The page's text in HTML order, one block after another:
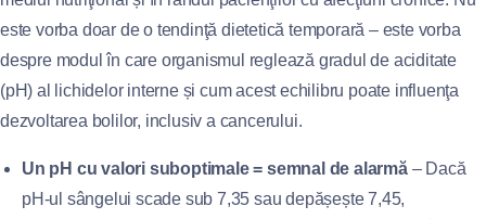
este vorba doar de o tendinţă dietetică temporară – este vorba
despre modul în care organismul reglează gradul de aciditate
(pH) al lichidelor interne și cum acest echilibru poate influenţa
dezvoltarea bolilor, inclusiv a cancerului.
Un pH cu valori suboptimale = semnal de alarmă– Dacă
pH‑ul sângelui scade sub 7,35 sau depășește 7,45,